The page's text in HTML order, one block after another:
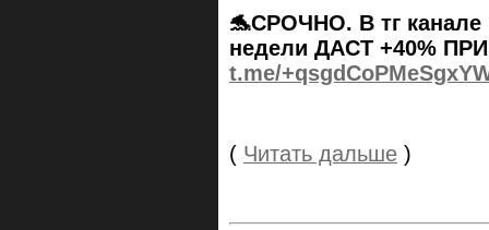
🐬СРОЧНО. В тг
недели ДАСТ +40%
t.me/
( Читать дальше )